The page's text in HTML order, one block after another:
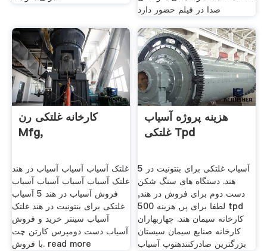
صدا در فيلم حضور دارد
کارخانه غلتکی رن
Mfg,
غلتک آسیاب آسیاب آسیاب در هند
غلتک آسیاب آسیاب آسیاب آسیاب
فروش آسیاب در هند 5 آسیاب
غلتکی برای بنتونیت در هند غلتک
آسیاب سینتر خرید و فروش
آسیاب دست دومپرس کارتن چت
با فروش. read more
هزینه پروژه آسیاب
غلتکی Tpd
5 آسیاب غلتکی برای بنتونیت در
هند. دستگاه های سنگ شکن
دست دوم برای فروش در هند,
لطفا برای پر, هزینه 500 tpd
کارخانه سیمان هند. چهاربهاران
کارخانه صنایع سیمان سیستان
بزرگترین صادرکنندهتوپ آسیاب